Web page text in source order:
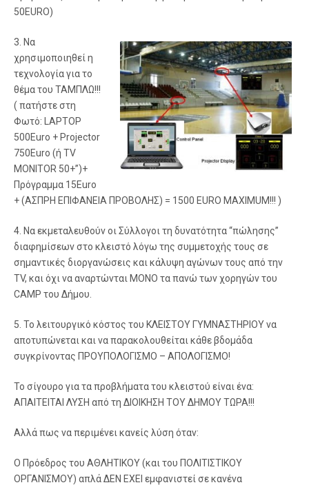
50ΕURO)
3. Να
χρησιμοποιηθεί η
τεχνολογία για το
θέμα του ΤΑΜΠΛΩ!!!
( πατήστε στη
Φωτό: LAPTOP
500Euro + Projector
750Euro (ή TV
MONITOR 50+”)+
Πρόγραμμα 15Euro
+ (ΑΣΠΡΗ ΕΠΙΦΑΝΕΙΑ ΠΡΟΒΟΛΗΣ) = 1500 EURO MAXIMUM!!! )
4. Να εκμεταλευθούν οι Σύλλογοι τη δυνατότητα “πώλησης”
διαφημίσεων στο κλειστό λόγω της συμμετοχής τους σε
σημαντικές διοργανώσεις και κάλυψη αγώνων τους από την
TV, και όχι να αναρτώνται ΜΟΝΟ τα πανώ των χορηγών του
CAMP του Δήμου.
5. Το λειτουργικό κόστος του ΚΛΕΙΣΤΟΥ ΓΥΜΝΑΣΤΗΡΙΟΥ να
αποτυπώνεται και να παρακολουθείται κάθε βδομάδα
συγκρίνοντας ΠΡΟΥΠΟΛΟΓΙΣΜΟ – ΑΠΟΛΟΓΙΣΜΟ!
Το σίγουρο για τα προβλήματα του κλειστού είναι ένα:
ΑΠΑΙΤΕΙΤΑΙ ΛΥΣΗ από τη ΔΙΟΙΚΗΣΗ ΤΟΥ ΔΗΜΟΥ ΤΩΡΑ!!!
Αλλά πως να περιμένει κανείς λύση όταν:
Ο Πρόεδρος του ΑΘΛΗΤΙΚΟΥ (και του ΠΟΛΙΤΙΣΤΙΚΟΥ
ΟΡΓΑΝΙΣΜΟΥ) απλά ΔΕΝ ΕΧΕΙ εμφανιστεί σε κανένα